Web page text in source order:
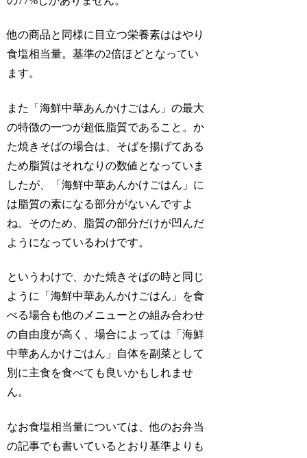
他の商品と同様に目立つ栄養素ははやり
食塩相当量。基準の2倍ほどとなってい
ます。
また「海鮮中華あんかけごはん」の最大
の特徴の一つが超低脂質であること。か
た焼きそばの場合は、そばを揚げてある
ため脂質はそれなりの数値となっていま
したが、「海鮮中華あんかけごはん」に
は脂質の素になる部分がないんですよ
ね。そのため、脂質の部分だけが凹んだ
ようになっているわけです。
というわけで、かた焼きそばの時と同じ
ように「海鮮中華あんかけごはん」を食
べる場合も他のメニューとの組み合わせ
の自由度が高く、場合によっては「海鮮
中華あんかけごはん」自体を副菜として
別に主食を食べても良いかもしれませ
ん。
なお食塩相当量については、他のお弁当
の記事でも書いているとおり基準よりも